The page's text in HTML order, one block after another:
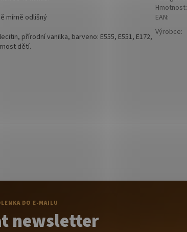
mírně odlišný
lecitin, přírodní vanilka, barveno: E555, E551, E172,
dětí.
Hmotnost:
EAN:
Výrobce:
newsletter